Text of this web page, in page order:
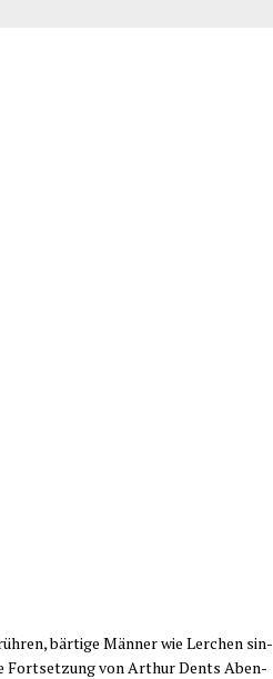
bär­ti­ge Män­ner wie Ler­chen sin­
Fort­set­zung von Arthur Dents Aben­